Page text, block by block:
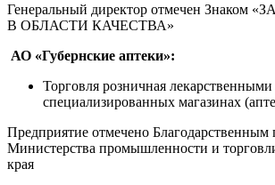
Генеральный директор отмечен
В ОБЛАСТИ КАЧЕСТВА»
АО «Губернские аптеки»:
Торговля розничная лекарственными
специализированных магазинах
Предприятие отмечено Благодарственным
Министерства промышленности и
края